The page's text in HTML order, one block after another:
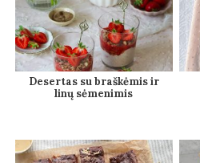
Desertas su braškėmis ir
linų sėmenimis